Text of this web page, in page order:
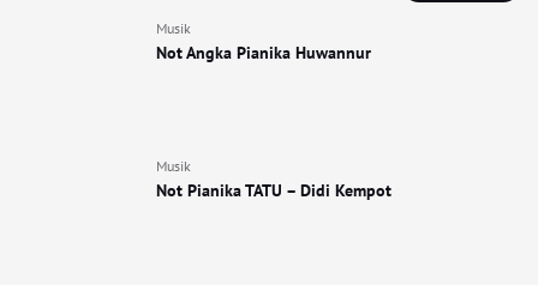
Musik
Not Angka Pianika Huwannur
Musik
Not Pianika TATU – Didi Kempot